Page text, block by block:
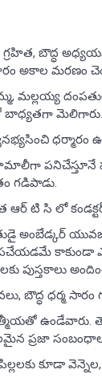
బౌద్ధ అధ్యయన
అకాల మరణం
మల్లయ్య
బాధ్యతగా మెలిగారు.
ధర్మారం
హమాలీగా
గడిపాడు.
టి సి లో
అంబేడ్కర్
కాకుండా
పుస్తకాలు
బౌద్ధ ధర్మ
ఉండేవారు.
ప్రజా
కూడా